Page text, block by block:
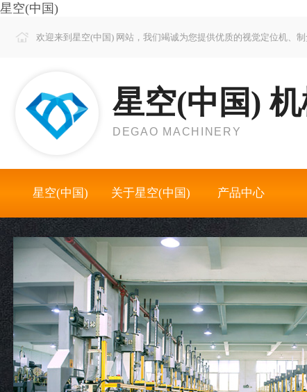
星空(中国)
欢迎来到星空(中国) 网站，我们竭诚为您提供优质的视觉定位机、
星空(中国)
DEGAO MACHINERY
星空(中国) 关于星空(中国) 产品中心